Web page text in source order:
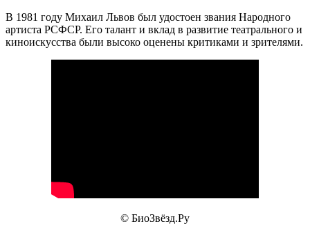
В 1981 году Михаил Львов был удостоен звания Народного
артиста РСФСР. Его талант и вклад в развитие театрального и
киноискусства были высоко оценены критиками и зрителями.
© БиоЗвёзд.Ру